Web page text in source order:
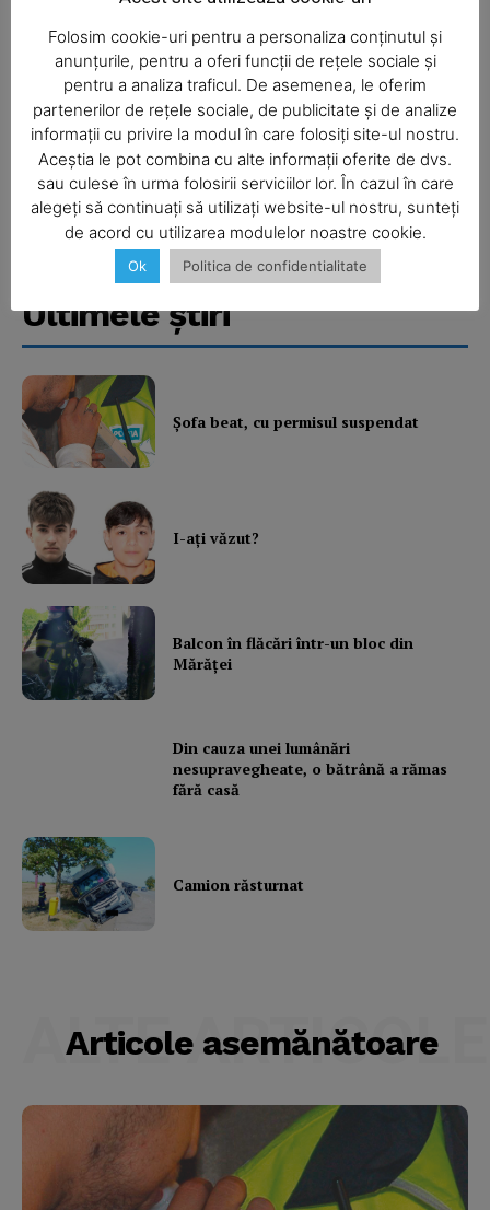
SUBSCRIBE NOW
Company
About
Subscription Plans
My account
Ultimele ştiri
Şofa beat, cu permisul suspendat
I-aţi văzut?
Balcon în flăcări într-un bloc din
Mărăţei
Din cauza unei lumânări
nesupravegheate, o bătrână a rămas
fără casă
Camion răsturnat
Articole asemănătoare
ALTE ARTICOLE
Folosim cookie-uri pentru a personaliza conținutul și
anunțurile, pentru a oferi funcții de rețele sociale și
pentru a analiza traficul. De asemenea, le oferim
partenerilor de rețele sociale, de publicitate și de analize
informații cu privire la modul în care folosiți site-ul nostru.
Aceștia le pot combina cu alte informații oferite de dvs.
sau culese în urma folosirii serviciilor lor. În cazul în care
alegeți să continuați să utilizați website-ul nostru, sunteți
de acord cu utilizarea modulelor noastre cookie.
Ok Politica de confidentialitate